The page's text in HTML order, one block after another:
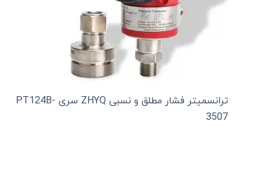
ترانسمیتر فشار مطلق و نسبی ZHYQ سری PT124B-
3507